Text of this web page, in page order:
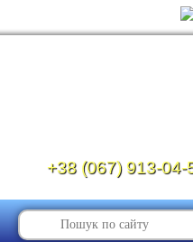
+38 (067) 913-04-